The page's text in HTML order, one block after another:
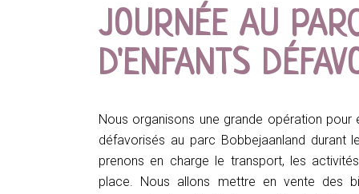
JOURNÉE AU
D'ENFANTS
Nous organisons une grande opération pour
défavorisés au parc Bobbejaanland durant
prenons en charge le transport, les
place. Nous allons mettre en vente des